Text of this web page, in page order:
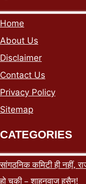
Home
About Us
Disclaimer
Contact Us
Privacy Policy
Sitemap
CATEGORIES
सांगठनिक कमिटी ही नहीं,
हो चुकी – शाहनवाज हुसैन!